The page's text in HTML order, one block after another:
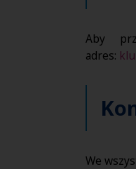
Aby
adres:
We